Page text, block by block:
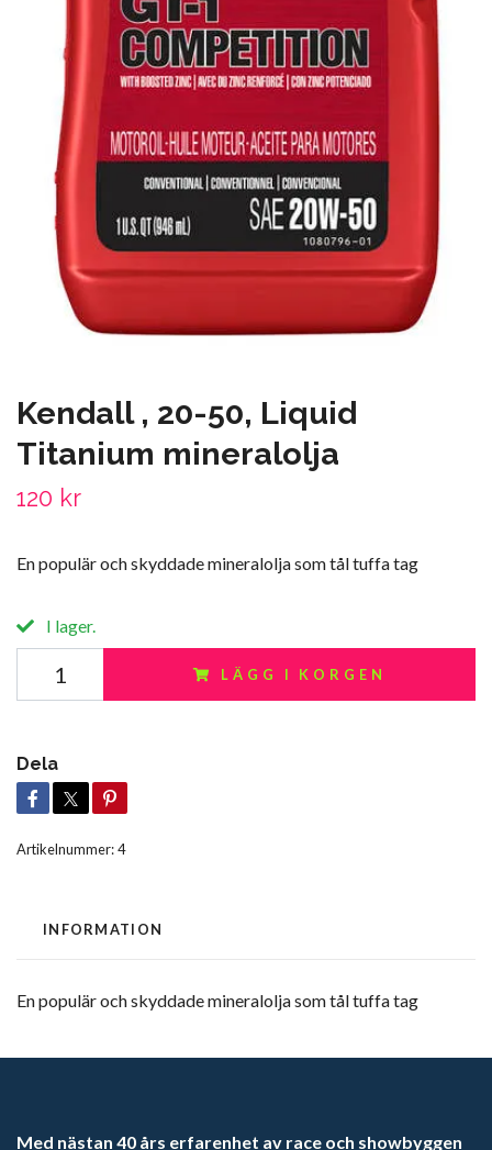
Kendall , 20-50, Liquid
Titanium mineralolja
120 kr
En populär och skyddade mineralolja som tål tuffa tag
I lager.
LÄGG I KORGEN
Dela
Artikelnummer:4
INFORMATION
En populär och skyddade mineralolja som tål tuffa tag
Med nästan 40 års erfarenhet av race och showbyggen